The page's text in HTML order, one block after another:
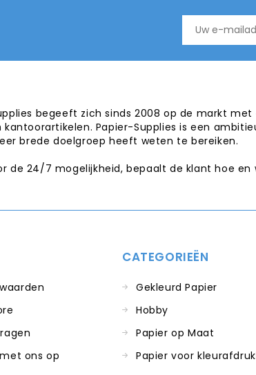
begeeft zich sinds 2008 op de markt met
kantoorartikelen. Papier-Supplies is een
brede doelgroep heeft weten te bereiken.
de 24/7 mogelijkheid, bepaalt de klant hoe
ons op
CATEGORIEËN
Gekleurd Papier
Hobby
Papier op Maat
Papier voor